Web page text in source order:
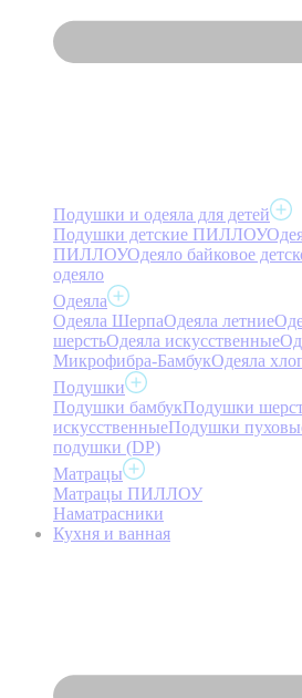
Подушки и одеяла для детей
Подушки детские ПИЛЛОУ
ПИЛЛОУОдеяло байковое
одеяло
Одеяла
Одеяла ШерпаОдеяла летние
шерстьОдеяла искусственные
Микрофибра-БамбукОдеяла
Подушки
Подушки бамбукПодушки
искусственныеПодушки
подушки (DP)
Матрацы
Матрацы ПИЛЛОУ
Наматрасники
Кухня и ванная